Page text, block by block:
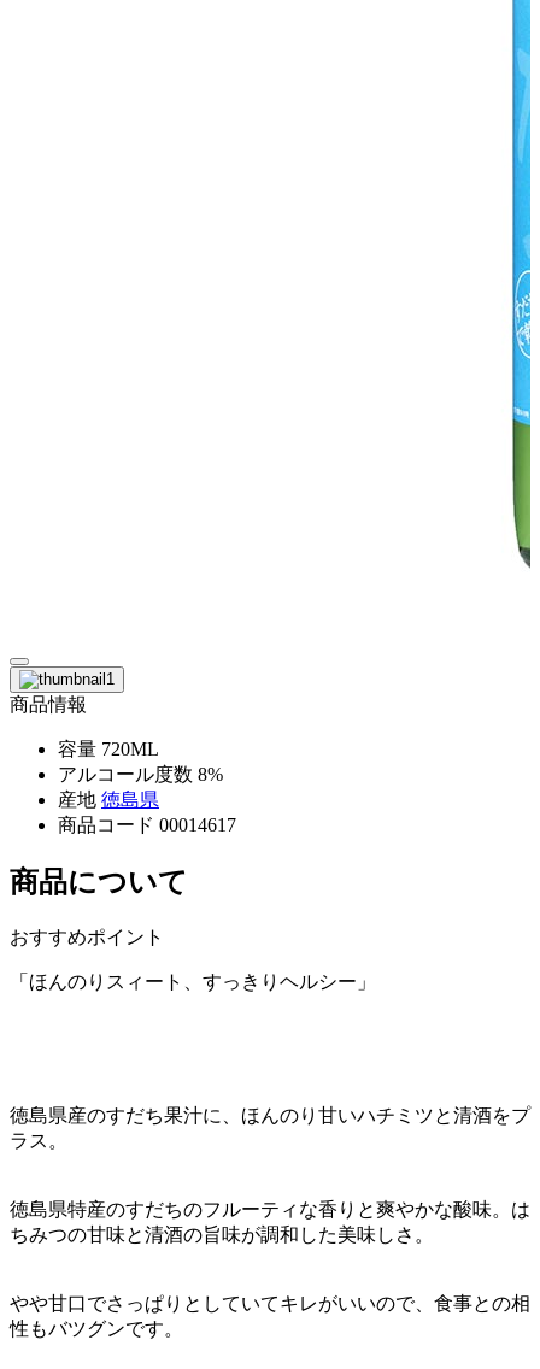
商品情報
容量 720ML
アルコール度数 8%
産地 徳島県
商品コード 00014617
商品について
おすすめポイント
「ほんのりスィート、すっきりヘルシー」
徳島県産のすだち果汁に、ほんのり甘いハチミツと清酒をプ
ラス。
徳島県特産のすだちのフルーティな香りと爽やかな酸味。は
ちみつの甘味と清酒の旨味が調和した美味しさ。
やや甘口でさっぱりとしていてキレがいいので、食事との相
性もバツグンです。